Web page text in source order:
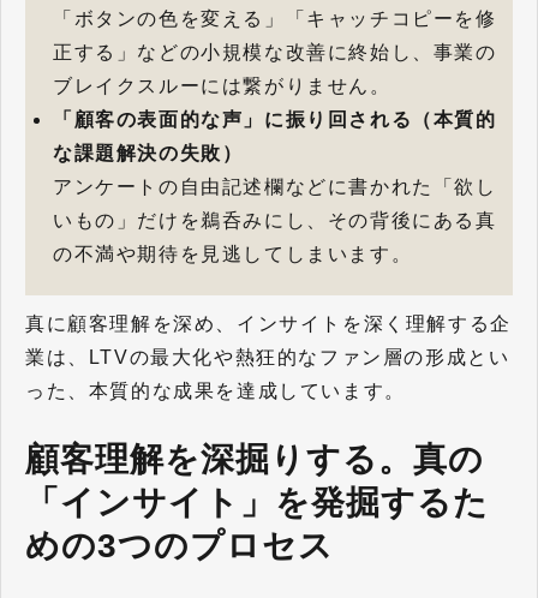
「ボタンの色を変える」「キャッチコピーを修
正する」などの小規模な改善に終始し、事業の
ブレイクスルーには繋がりません。
「顧客の表面的な声」に振り回される（本質的
な課題解決の失敗）
アンケートの自由記述欄などに書かれた「欲し
いもの」だけを鵜呑みにし、その背後にある真
の不満や期待を見逃してしまいます。
真に顧客理解を深め、インサイトを深く理解する企
業は、LTVの最大化や熱狂的なファン層の形成とい
った、本質的な成果を達成しています。
顧客理解を深掘りする。真の
「インサイト」を発掘するた
めの3つのプロセス